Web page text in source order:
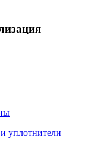
уплотнители